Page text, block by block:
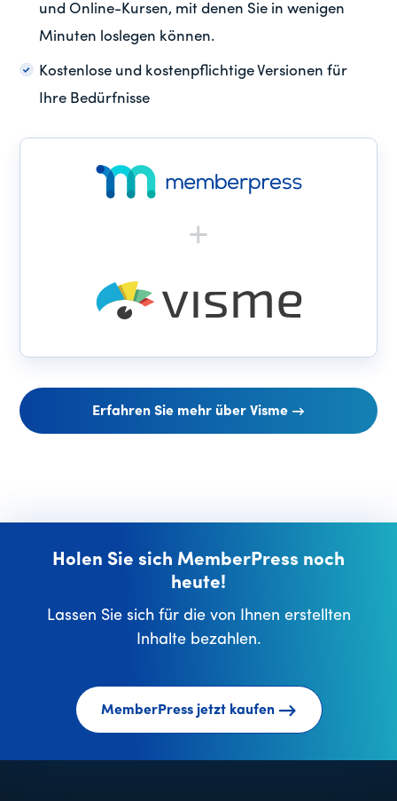
und Online-Kursen, mit denen Sie in wenigen
Minuten loslegen können.
Kostenlose und kostenpflichtige Versionen für
Ihre Bedürfnisse
Erfahren Sie mehr über Visme
Holen Sie sich MemberPress noch
heute!
Lassen Sie sich für die von Ihnen erstellten
Inhalte bezahlen.
MemberPress jetzt kaufen